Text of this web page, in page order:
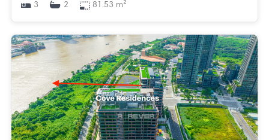
3
2 81.53 m²